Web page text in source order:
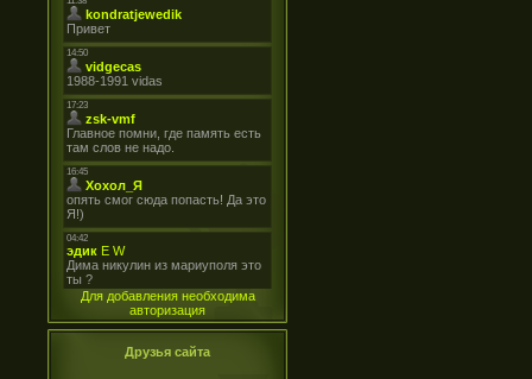
Для добавления необходима
авторизация
Друзья сайта